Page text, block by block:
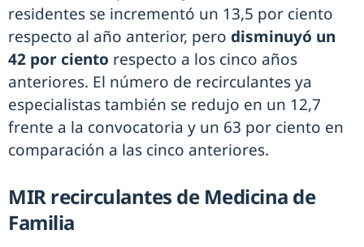
residentes se incrementó un 13,5 por ciento
respecto al año anterior, pero disminuyó un
42 por ciento respecto a los cinco años
anteriores. El número de recirculantes ya
especialistas también se redujo en un 12,7
frente a la convocatoria y un 63 por ciento en
comparación a las cinco anteriores.
MIR recirculantes de Medicina de
Familia